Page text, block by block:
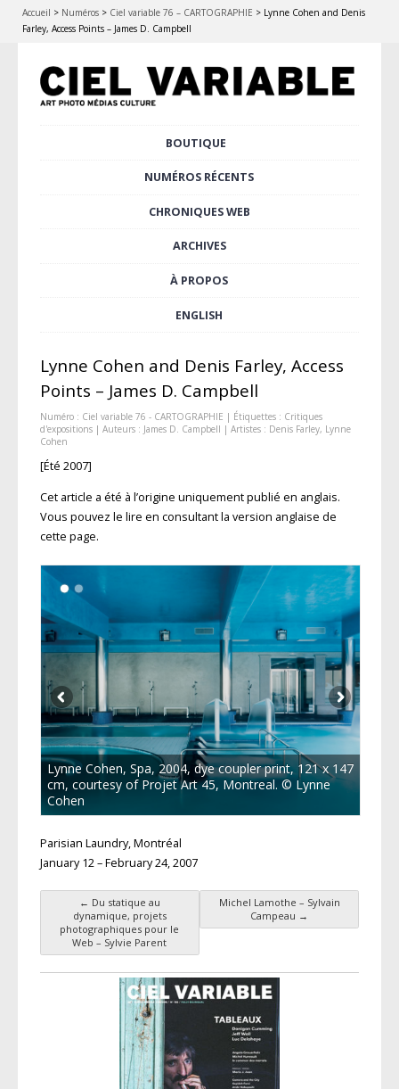
Accueil > Numéros > Ciel variable 76 – CARTOGRAPHIE > Lynne Cohen and Denis
Farley, Access Points – James D. Campbell
BOUTIQUE
NUMÉROS RÉCENTS
CHRONIQUES WEB
ARCHIVES
À PROPOS
ENGLISH
Lynne Cohen and Denis Farley, Access
Points – James D. Campbell
Numéro : Ciel variable 76 - CARTOGRAPHIE | Étiquettes : Critiques
d'expositions| Auteurs : James D. Campbell | Artistes : Denis Farley, Lynne
Cohen
[Été 2007]
Cet article a été à l’origine uniquement publié en anglais.
Vous pouvez le lire en consultant la version anglaise de
cette page.
Lynne Cohen, Spa, 2004, dye coupler print, 121 x 147
cm, courtesy of Projet Art 45, Montreal. © Lynne
Cohen
Parisian Laundry, Montréal
January 12 – February 24, 2007
Navigation des articles
← Du statique au
dynamique, projets
photographiques pour le
Web – Sylvie Parent
Michel Lamothe – Sylvain
Campeau →